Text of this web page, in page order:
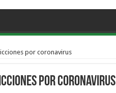
por coronavirus
por coronavirus